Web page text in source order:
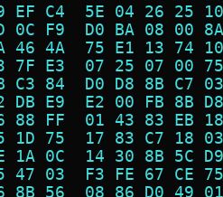
EF C4  5E 04 26 25
0C F9  D0 BA 08 00
46 4A  75 E1 13 74
7F E3  07 25 07 00
C3 84  D0 D8 8B C7
DB E9  E2 00 FB 8B
88 FF  01 43 83 EB
1D 75  17 83 C7 18
1A 0C  14 30 8B 5C
47 03  F3 FE 67 CE
8B 56  08 86 D0 49